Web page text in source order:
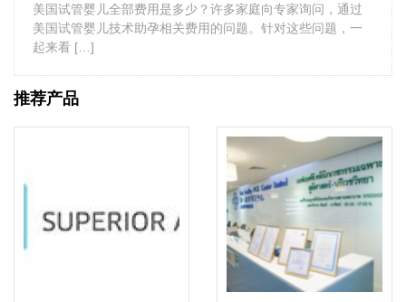
美国试管婴儿全部费用是多少？许多家庭向专家询问，通过
美国试管婴儿技术助孕相关费用的问题。针对这些问题，一
起来看 […]
推荐产品